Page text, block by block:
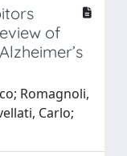
of
Romagnoli,
Carlo;